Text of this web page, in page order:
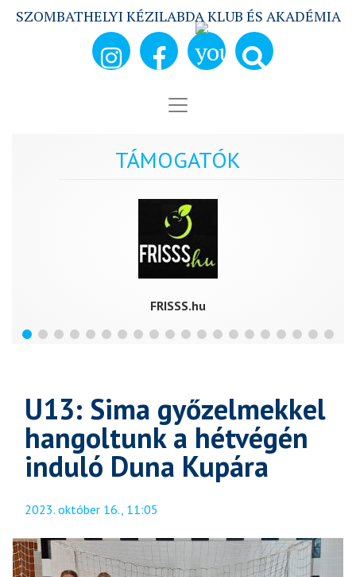
SZOMBATHELYI KÉZILABDA KLUB ÉS AKADÉMIA
TÁMOGATÓK
FRISSS.hu
U13: Sima győzelmekkel
hangoltunk a hétvégén
induló Duna Kupára
2023. október 16., 11:05